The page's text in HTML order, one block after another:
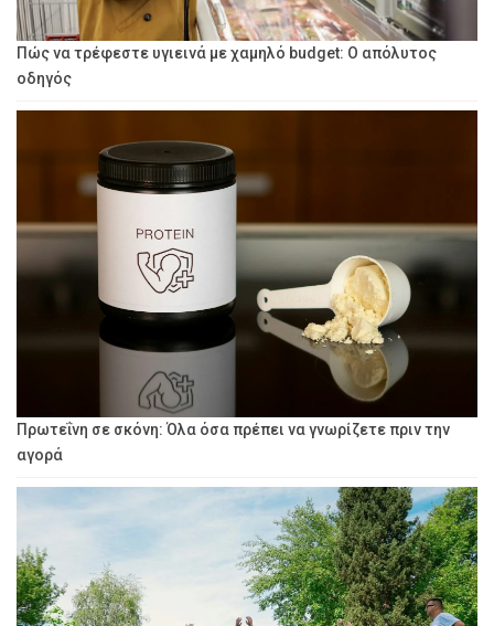
Πώς να τρέφεστε υγιεινά με χαμηλό budget: Ο απόλυτος
οδηγός
Πρωτεΐνη σε σκόνη: Όλα όσα πρέπει να γνωρίζετε πριν την
αγορά